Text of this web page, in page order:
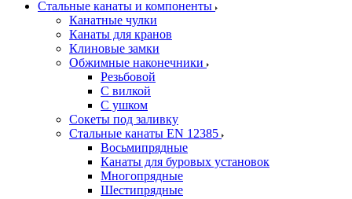
Стальные канаты и компоненты
Канатные чулки
Канаты для кранов
Клиновые замки
Обжимные наконечники
Резьбовой
С вилкой
С ушком
Сокеты под заливку
Стальные канаты EN 12385
Восьмипрядные
Канаты для буровых установок
Многопрядные
Шестипрядные